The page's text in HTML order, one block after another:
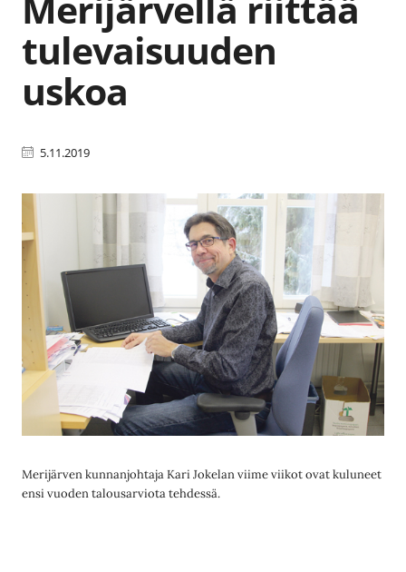
tulevaisuuden
uskoa
5.11.2019
Merijärven kunnanjohtaja Kari Jokelan viime viikot ovat kuluneet
ensi vuoden talousarviota tehdessä.